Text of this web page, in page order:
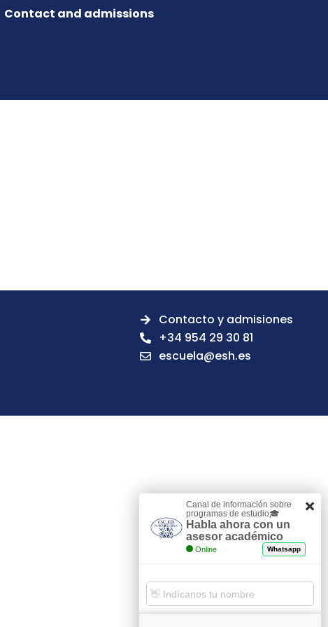
Contact and admissions
Contacto y admisiones
+34 954 29 30 81
escuela@esh.es
Canal de información sobre
programas de estudio🎓
Habla ahora con un
asesor académico
Online Whatsapp